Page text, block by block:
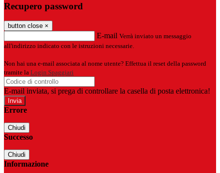
Recupero password
button close ×
E-mail Verrà inviato un messaggio
all'indirizzo indicato con le istruzioni necessarie.
Non hai una e-mail associata al nome utente? Effettua il reset della password
tramite la Login Spaggiari
E-mail inviata, si prega di controllare la casella di posta elettronica!
Errore
Chiudi
Successo
Chiudi
Informazione